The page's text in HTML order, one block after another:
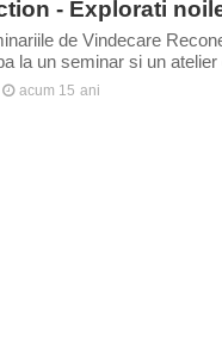
- Explorati
de Vindecare
la un seminar si un
acum 15 ani